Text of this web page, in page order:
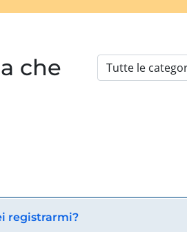
che
registrarmi?